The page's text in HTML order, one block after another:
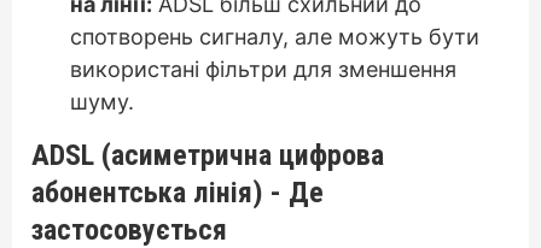
спотворень сигналу, але можуть бути
використані фільтри для зменшення
шуму.
ADSL (асиметрична цифрова
абонентська лінія) - Де
застосовується